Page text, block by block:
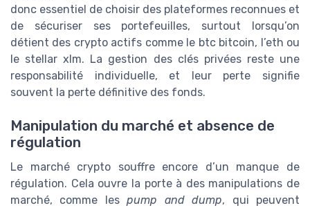
donc essentiel de choisir des plateformes reconnues et
de sécuriser ses portefeuilles, surtout lorsqu’on
détient des crypto actifs comme le btc bitcoin, l’eth ou
le stellar xlm. La gestion des clés privées reste une
responsabilité individuelle, et leur perte signifie
souvent la perte définitive des fonds.
Manipulation du marché et absence de
régulation
Le marché crypto souffre encore d’un manque de
régulation. Cela ouvre la porte à des manipulations de
marché, comme lespump and dump, qui peuvent